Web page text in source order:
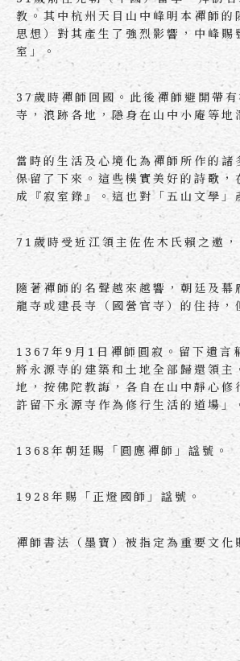
教。其中杭州天目山中峰明本禪師的
思想）對其產生了強烈影響，中峰賜
室」。
37歲時禪師回國。此後禪師避開帶
寺，浪跡各地，隱身在山中小庵等地
當時的生活及心境化為禪師所作的諸
保留了下來。這些樸實美好的詩歌，
成『寂室錄』。這也對「五山文學」
71歲時受近江領主佐佐木氏賴之邀
隨著禪師的名聲越來越響，朝廷及幕
龍寺或建長寺（國營官寺）的住持，
1367年9月1日禪師圓寂。留下遺言
將永源寺的建築和土地全部歸還領主
地，按佛陀教誨，各自在山中靜心修
許留下永源寺作為修行生活的道場」
1368年朝廷賜「圓應禪師」諡號。
1928年賜「正燈國師」諡號。
禪師書法（墨寶）被指定為重要文化